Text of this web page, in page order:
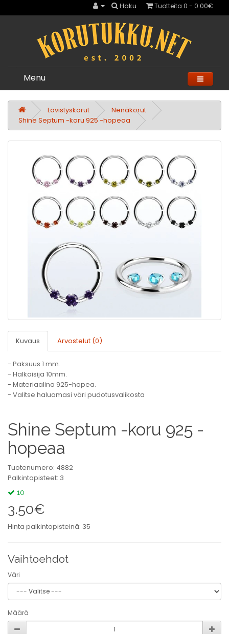
Haku Tuotteita 0 - 0.00€
Menu
Lävistyskorut
Nenäkorut
Shine Septum -koru 925 -hopeaa
Kuvaus Arvostelut (0)
- Paksuus 1 mm.
- Halkaisija 10mm.
- Materiaalina 925-hopea.
- Valitse haluamasi väri pudotusvalikosta
Shine Septum -koru 925 -
hopeaa
Tuotenumero: 4882
Palkintopisteet: 3
10
3.50€
Hinta palkintopisteinä: 35
Vaihtoehdot
Väri
Määrä